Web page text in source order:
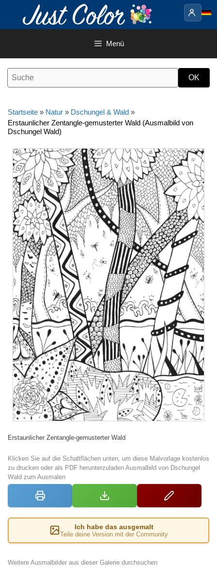
Inhalt
Menü
Startseite » Natur » Dschungel & Wald »
Erstaunlicher Zentangle-gemusterter Wald (Ausmalbild von
Dschungel Wald)
Erstaunlicher Zentangle-gemusterter Wald
Klicken Sie auf die Schaltflächen unten, um diese Malvorlage kostenlos
zu drucken oder als PDF herunterzuladen Ausmalbild von Dschungel
Wald zum Ausmalen
Ich habe das ausgemalt
Teile deine Version mit der Community
Weitere Ausmalbilder aus dieser Galerie durchsuchen